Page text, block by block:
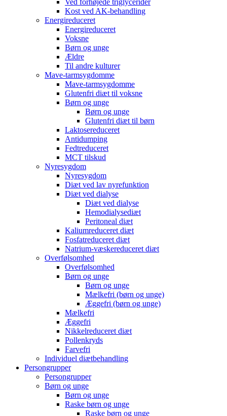
Ved forhøjede triglycerider
Kost ved AK-behandling
Energireduceret
Energireduceret
Voksne
Børn og unge
Ældre
Til andre kulturer
Mave-tarmsygdomme
Mave-tarmsygdomme
Glutenfri diæt til voksne
Børn og unge
Børn og unge
Glutenfri diæt til børn
Laktosereduceret
Antidumping
Fedtreduceret
MCT tilskud
Nyresygdom
Nyresygdom
Diæt ved lav nyrefunktion
Diæt ved dialyse
Diæt ved dialyse
Hemodialysediæt
Peritoneal diæt
Kaliumreduceret diæt
Fosfatreduceret diæt
Natrium-væskereduceret diæt
Overfølsomhed
Overfølsomhed
Børn og unge
Børn og unge
Mælkefri (børn og unge)
Æggefri (børn og unge)
Mælkefri
Æggefri
Nikkelreduceret diæt
Pollenkryds
Farvefri
Individuel diætbehandling
Persongrupper
Persongrupper
Børn og unge
Børn og unge
Raske børn og unge
Raske børn og unge